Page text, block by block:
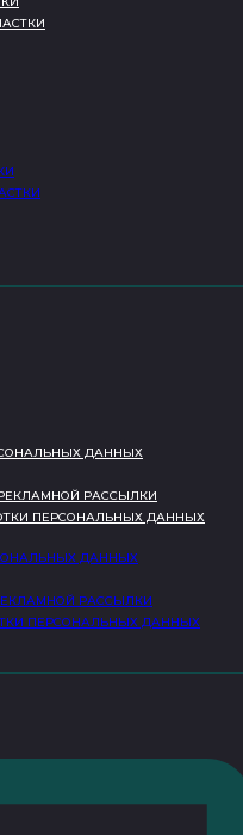
ДАННЫХ
РАССЫЛКИ
ПЕРСОНАЛЬНЫХ ДАННЫХ
ДАННЫХ
РАССЫЛКИ
ПЕРСОНАЛЬНЫХ ДАННЫХ